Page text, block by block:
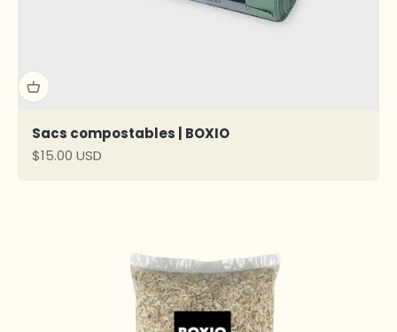
Sacs compostables | BOXIO
Prix de vente
$15.00 USD